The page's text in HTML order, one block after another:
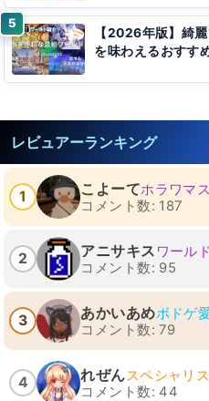
【2026年版】綺
を味わえるおすす
レビュアーランキング
1 こよーてホラワマ
コメント数: 187
2 アニサキス ワール
コメント数: 95
3 あかいあめボドゲ
コメント数: 79
4 れぜんスペシャリ
コメント数: 44